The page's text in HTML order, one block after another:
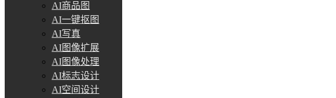
AI商品图
AI一键抠图
AI写真
AI图像扩展
AI图像处理
AI标志设计
AI空间设计